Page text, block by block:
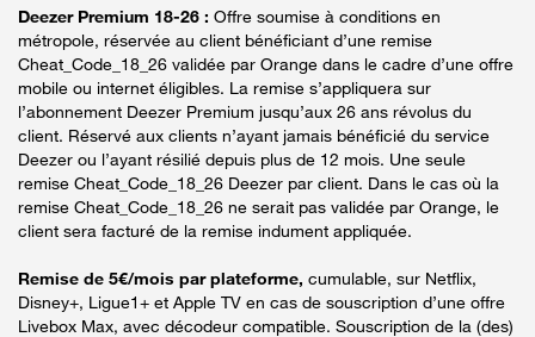
Deezer Premium 18-26 : Offre soumise à conditions en
métropole, réservée au client bénéficiant d’une remise
Cheat_Code_18_26 validée par Orange dans le cadre d’une offre
mobile ou internet éligibles. La remise s’appliquera sur
l’abonnement Deezer Premium jusqu’aux 26 ans révolus du
client. Réservé aux clients n’ayant jamais bénéficié du service
Deezer ou l’ayant résilié depuis plus de 12 mois. Une seule
remise Cheat_Code_18_26 Deezer par client. Dans le cas où la
remise Cheat_Code_18_26 ne serait pas validée par Orange, le
client sera facturé de la remise indument appliquée.
Remise de 5€/mois par plateforme, cumulable, sur Netflix,
Disney+, Ligue1+ et Apple TV en cas de souscription d’une offre
Livebox Max, avec décodeur compatible. Souscription de la (des)